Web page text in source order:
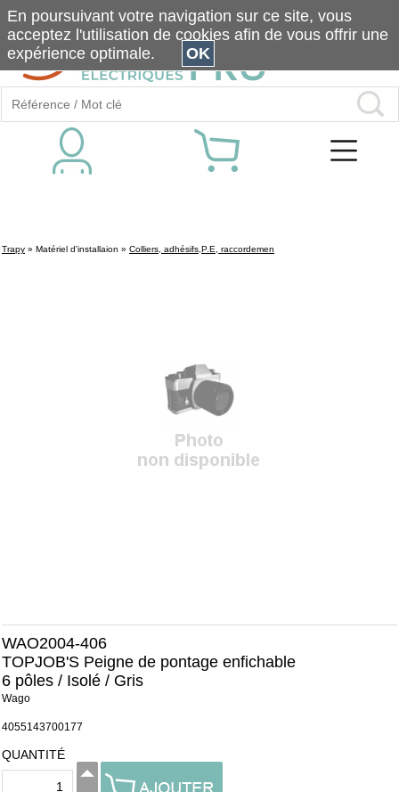
Trapy » Matériel d'installaion » Colliers, adhésifs,P.E, raccordemen
WAO2004-406
TOPJOB'S Peigne de pontage enfichable
6 pôles / Isolé / Gris
Wago
4055143700177
QUANTITÉ
En poursuivant votre navigation sur ce site, vous
acceptez l'utilisation de cookies afin de vous offrir une
expérience optimale.
OK